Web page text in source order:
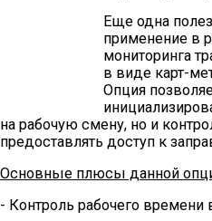
Еще одна
применение в
мониторинга
в виде карт-
Опция
на рабочую смену, но и
предоставлять доступ к
Основные плюсы данной
- Контроль рабочего времени